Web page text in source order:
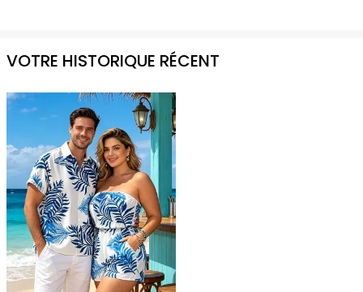
VOTRE HISTORIQUE RÉCENT